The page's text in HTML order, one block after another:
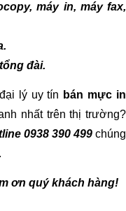
máy in, máy fax,
đài.
lý uy tín bán mực in
nhất trên thị trường?
0938 390 499chúng
ơn quý khách hàng!